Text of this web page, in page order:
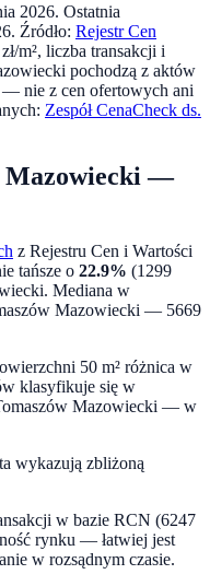
2026. Ostatnia
. Źródło: Rejestr Cen
m², liczba transakcji i
pochodzą z aktów
nie z cen ofertowych ani
Zespół CenaCheck ds.
Mazowiecki —
z Rejestru Cen i Wartości
tańsze o 22.9% (1299
. Mediana w
Mazowiecki — 5669
50 m² różnica w
klasyfikuje się w
Mazowiecki — w
wykazują zbliżoną
w bazie RCN (6247
rynku — łatwiej jest
w rozsądnym czasie.